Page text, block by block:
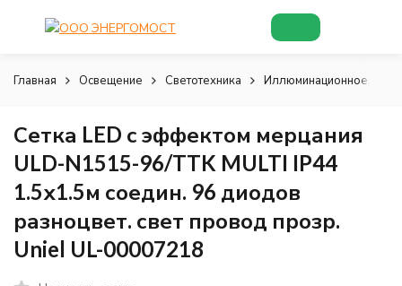
Главная Освещение Светотехника Иллюминационное,
Сетка LED с эффектом мерцания
ULD-N1515-96/TTK MULTI IP44
1.5х1.5м соедин. 96 диодов
разноцвет. свет провод прозр.
Uniel UL-00007218